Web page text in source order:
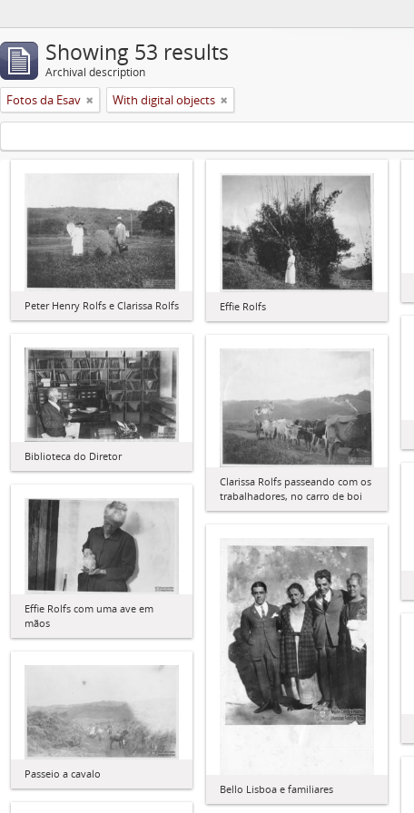
Showing 53 results
Archival description
Fotos da Esav With digital objects
Peter Henry Rolfs e Clarissa Rolfs Effie Rolfs
Biblioteca do Diretor
Clarissa Rolfs passeando com os
trabalhadores, no carro de boi
Effie Rolfs com uma ave em
mãos
Bello Lisboa e familiares
Passeio a cavalo